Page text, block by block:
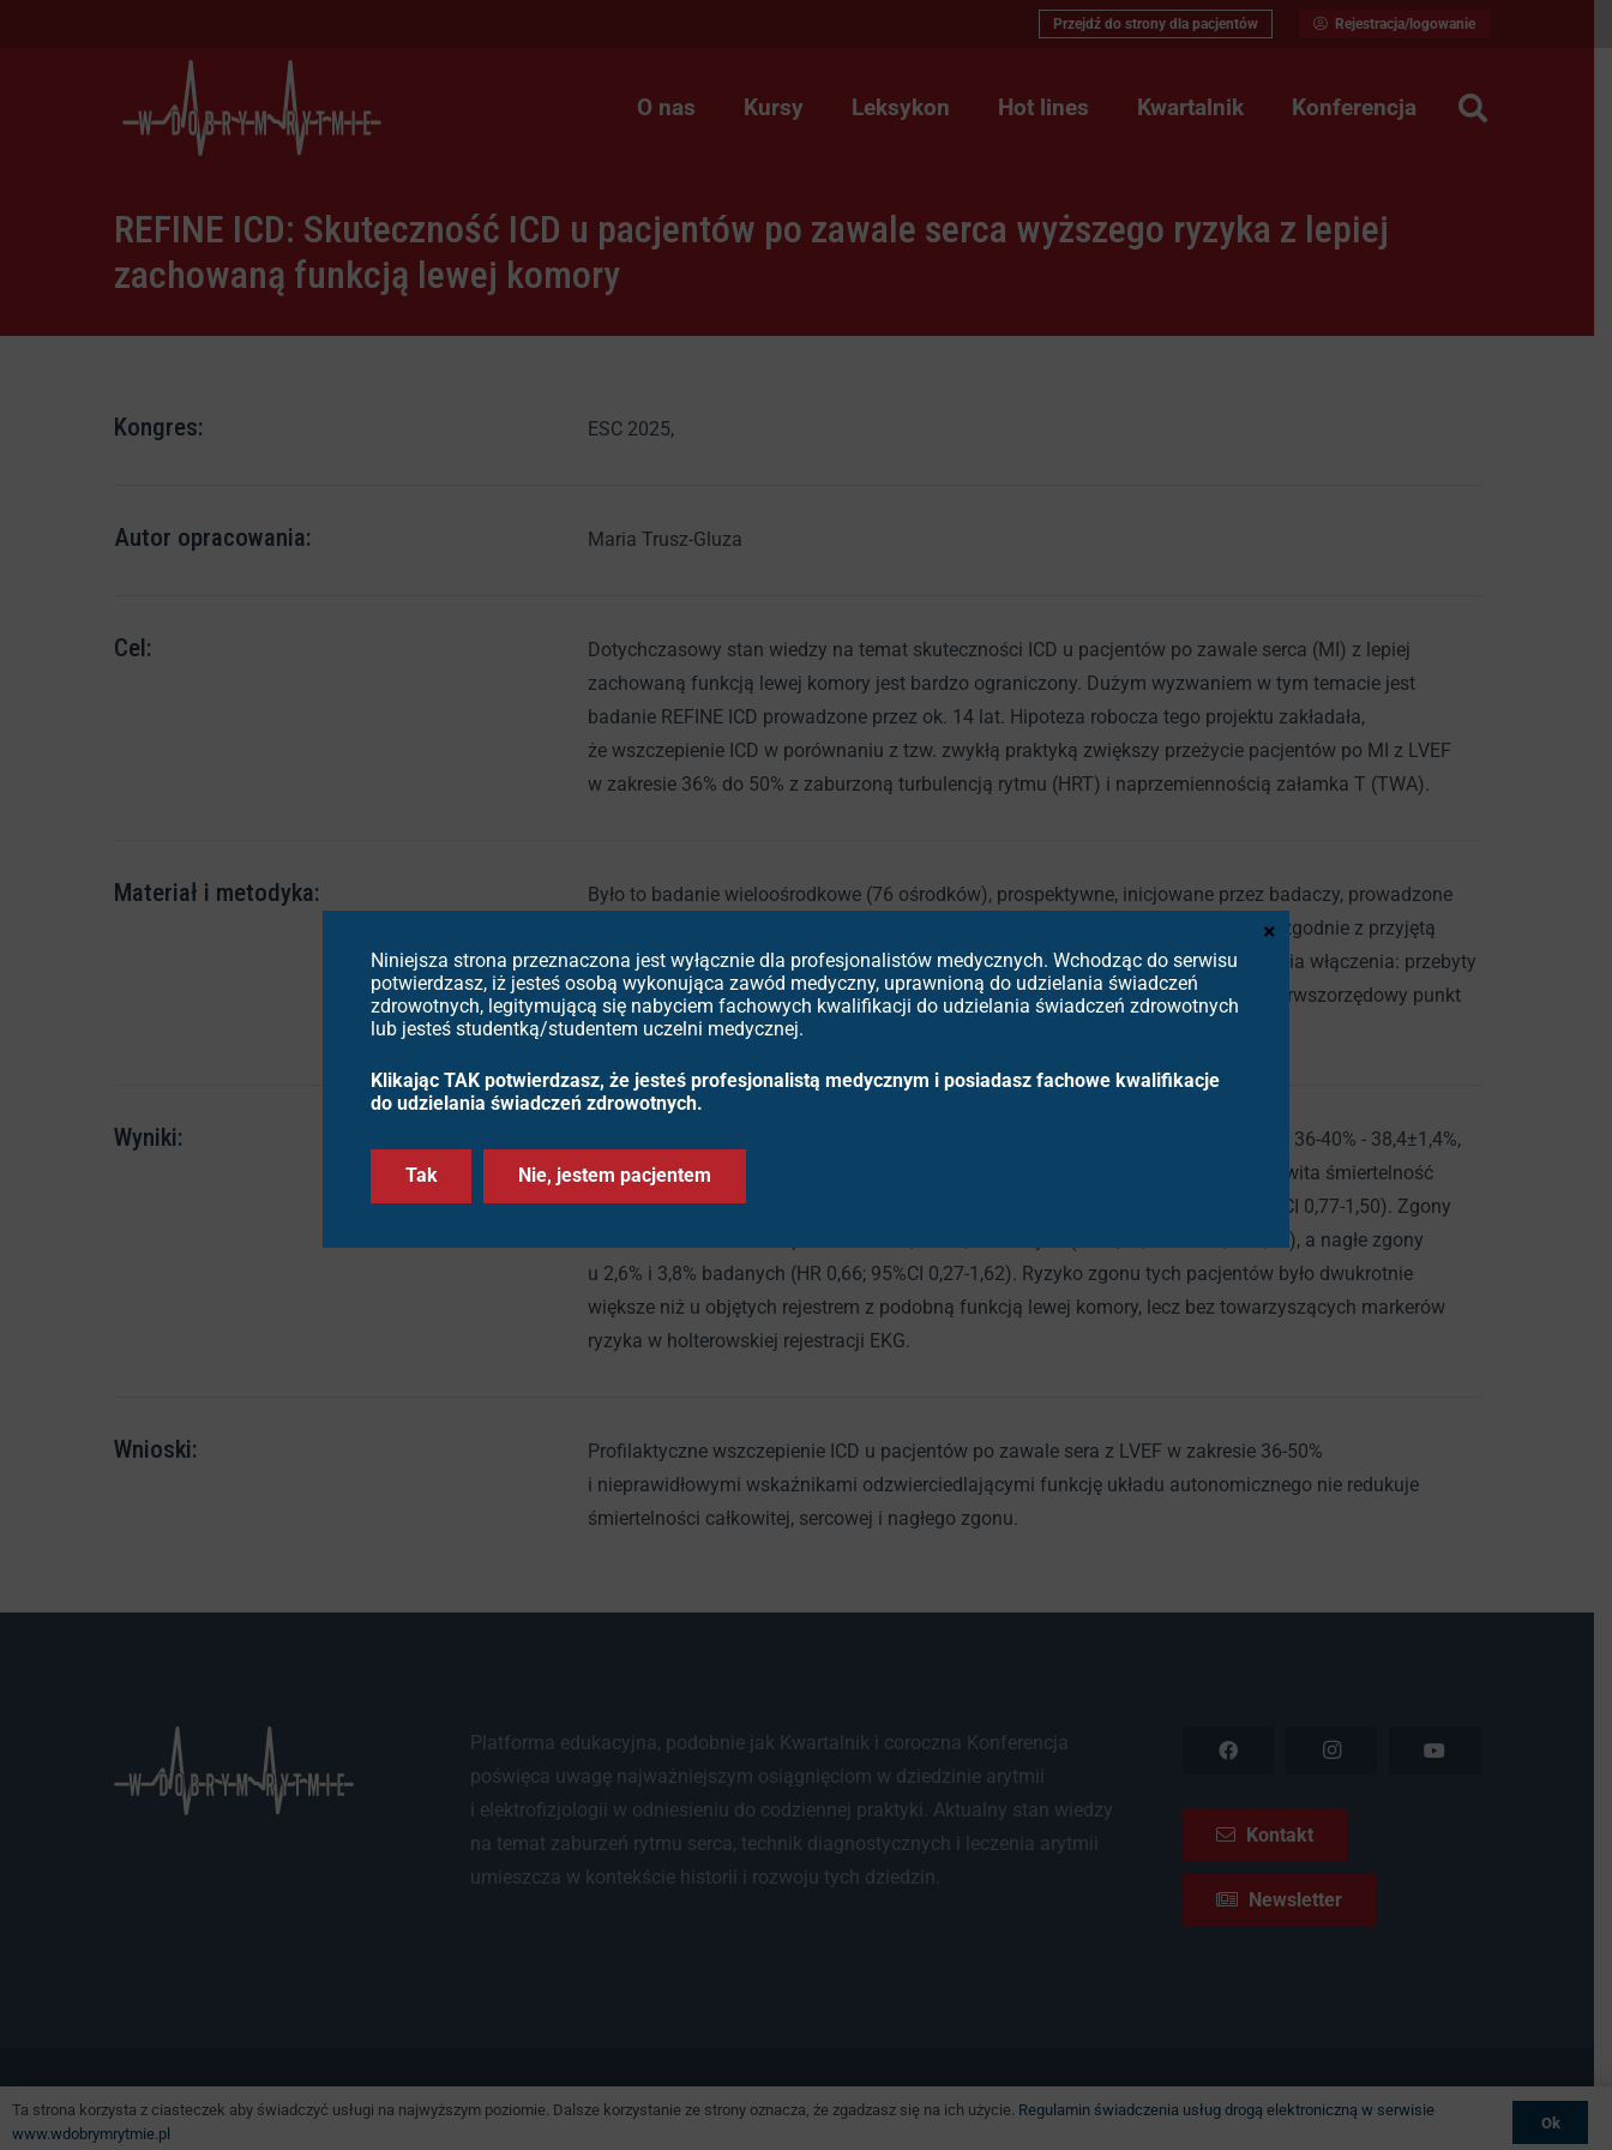
Przejdź do strony dla pacjentów Rejestracja/logowanie
O nas Kursy Leksykon Hot lines Kwartalnik Konferencja
REFINE ICD: Skuteczność ICD u pacjentów po zawale serca wyższego ryzyka z lepiej
zachowaną funkcją lewej komory
Kongres: ESC 2025,
Autor opracowania: Maria Trusz-Gluza
Cel:
Dotychczasowy stan wiedzy na temat skuteczności ICD u pacjentów po zawale serca (MI) z lepiej
zachowaną funkcją lewej komory jest bardzo ograniczony. Dużym wyzwaniem w tym temacie jest
badanie REFINE ICD prowadzone przez ok. 14 lat. Hipoteza robocza tego projektu zakładała,
że wszczepienie ICD w porównaniu z tzw. zwykłą praktyką zwiększy przeżycie pacjentów po MI z LVEF
w zakresie 36% do 50% z zaburzoną turbulencją rytmu (HRT) i naprzemiennością załamka T (TWA).
Materiał i metodyka:
Było to badanie wieloośrodkowe (76 ośrodków), prospektywne, inicjowane przez badaczy, prowadzone
w latach 2011-2025. Zgodnie z wynikiem randomizacji (1:1) pacjenci byli leczenie zgodnie z przyjętą
praktyką (291 chorych) lub dodatkowo mieli wszczepiany ICD (306 chorych). Kryteria włączenia: przebyty
MI, LVEF 36-50% mierzona 2 miesiące po zawale oraz patologiczne HRT i TWA. Pierwszorzędowy punkt
końcowy: całkowita śmiertelność. Średni czas obserwacji: 5,7 lat.
Wyniki:
Charakterystyka badanej populacji: wiek – 65 lat, kobiety – 20%, LVEF w przedziale 36-40% - 38,4±1,4%,
a w przedziale 41-50% - 45±2,7%. Analiza typu intention to treat wykazała, że całkowita śmiertelność
wśród pacjentów z ICD wyniosła 24,5%, a w grupie kontrolnej 21,3% (HR 1,07; 95% CI 0,77-1,50). Zgony
sercowe stwierdzono odpowiednio u 8,8% i 7,6% chorych (HR 1,11; 95% CI 0,63-1,94), a nagłe zgony
u 2,6% i 3,8% badanych (HR 0,66; 95%CI 0,27-1,62). Ryzyko zgonu tych pacjentów było dwukrotnie
większe niż u objętych rejestrem z podobną funkcją lewej komory, lecz bez towarzyszących markerów
ryzyka w holterowskiej rejestracji EKG.
Wnioski:
Profilaktyczne wszczepienie ICD u pacjentów po zawale sera z LVEF w zakresie 36-50%
i nieprawidłowymi wskaźnikami odzwierciedlającymi funkcję układu autonomicznego nie redukuje
śmiertelności całkowitej, sercowej i nagłego zgonu.
Platforma edukacyjna, podobnie jak Kwartalnik i coroczna Konferencja
poświęca uwagę najważniejszym osiągnięciom w dziedzinie arytmii
i elektrofizjologii w odniesieniu do codziennej praktyki. Aktualny stan wiedzy
na temat zaburzeń rytmu serca, technik diagnostycznych i leczenia arytmii
umieszcza w kontekście historii i rozwoju tych dziedzin.
Kontakt
Newsletter
© 2024 W Dobrym Rytmie Regulamin świadczenia usług drogą elektroniczną w serwisie www.wdobrymrytmie.pl
Niniejsza strona przeznaczona jest wyłącznie dla profesjonalistów medycznych. Wchodząc do serwisu
potwierdzasz, iż jesteś osobą wykonująca zawód medyczny, uprawnioną do udzielania świadczeń
zdrowotnych, legitymującą się nabyciem fachowych kwalifikacji do udzielania świadczeń zdrowotnych
lub jesteś studentką/studentem uczelni medycznej.
Klikając TAK potwierdzasz, że jesteś profesjonalistą medycznym i posiadasz fachowe kwalifikacje
do udzielania świadczeń zdrowotnych.
Tak Nie, jestem pacjentem
×
Ta strona korzysta z ciasteczek aby świadczyć usługi na najwyższym poziomie. Dalsze korzystanie ze strony oznacza, że zgadzasz się na ich użycie. Regulamin świadczenia usług drogą elektroniczną w serwisie
www.wdobrymrytmie.pl
Ok